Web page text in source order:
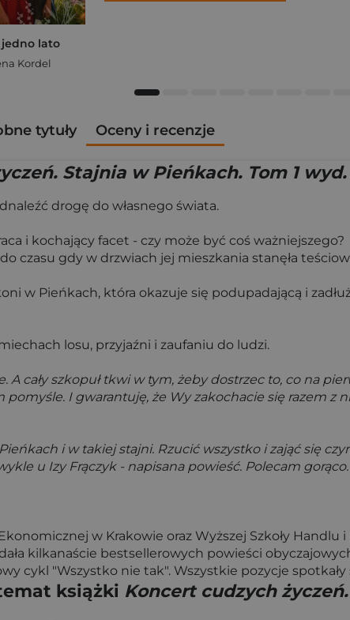
jedno lato
Kordel
tytuły Oceny i recenzje
Stajnia w Pieńkach. Tom 1
drogę do własnego świata.
i kochający facet - czy może być coś ważniejszego?
czasu gdy w drzwiach jej mieszkania stanęła
w Pieńkach, która okazuje się podupadającą i
losu, przyjaźni i zaufaniu do ludzi.
A cały szkopuł tkwi w tym, żeby dostrzec to, co na
I gwarantuję, że Wy zakochacie się razem z
i w takiej stajni. Rzucić wszystko i zająć się
u Izy Frączyk - napisana powieść. Polecam gorąco.
w Krakowie oraz Wyższej Szkoły
kilkanaście bestsellerowych powieści
cykl "Wszystko nie tak". Wszystkie pozycje
książki Koncert cudzych